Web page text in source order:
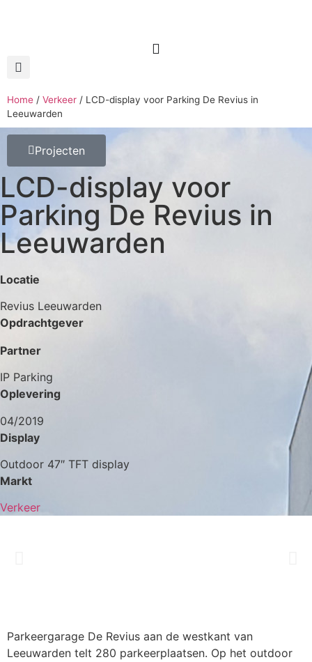
Home / Verkeer / LCD-display voor Parking De Revius in
Leeuwarden
Projecten
LCD-display voor
Parking De Revius in
Leeuwarden
Locatie
Revius Leeuwarden
Opdrachtgever
Partner
IP Parking
Oplevering
04/2019
Display
Outdoor 47″ TFT display
Markt
Verkeer
Parkeergarage De Revius aan de westkant van
Leeuwarden telt 280 parkeerplaatsen. Op het outdoor